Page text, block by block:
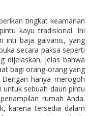
tingkat keamanan
kayu tradisional. Ini
inti baja galvanis, yang
secara paksa seperti
dijelaskan, jelas bahwa
bagi orang-orang yang
hanya merogoh
sebuah daun pintu
rumah Anda.
karena tersedia dalam